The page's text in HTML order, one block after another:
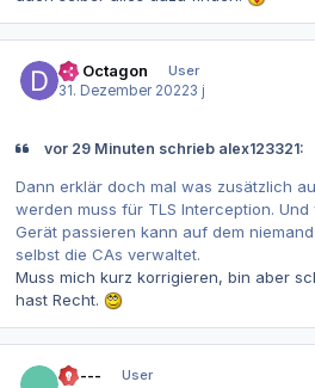
Dr. Octagon
User
31. Dezember 20223 j
vor 29 Minuten schrieb alex123321:
Dann erklär doch mal was zusätzlich
werden muss für TLS Interception.
Gerät passieren kann auf dem
selbst die CAs verwaltet.
Muss mich kurz korrigieren, bin aber
hast Recht.
------
User